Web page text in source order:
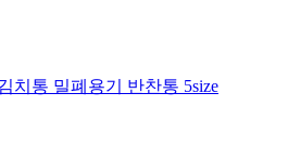
치통 밀폐용기 반찬통 5size